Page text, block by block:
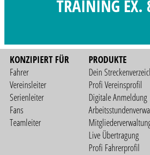
TRAINING EX.
KONZIPIERT FÜR
Fahrer
Vereinsleiter
Serienleiter
Fans
Teamleiter
PRODUKTE
Dein
Profi Vereinsprofil
Digitale Anmeldung
Live Übertragung
Profi Fahrerprofil